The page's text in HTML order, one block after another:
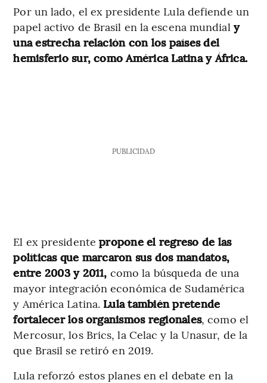
Por un lado, el ex presidente Lula defiende un
papel activo de Brasil en la escena mundial y
una estrecha relación con los países del
hemisferio sur, como América Latina y África.
PUBLICIDAD
El ex presidente propone el regreso de las
políticas que marcaron sus dos mandatos,
entre 2003 y 2011, como la búsqueda de una
mayor integración económica de Sudamérica
y América Latina. Lula también pretende
fortalecer los organismos regionales, como el
Mercosur, los Brics, la Celac y la Unasur, de la
que Brasil se retiró en 2019.
Lula reforzó estos planes en el debate en la